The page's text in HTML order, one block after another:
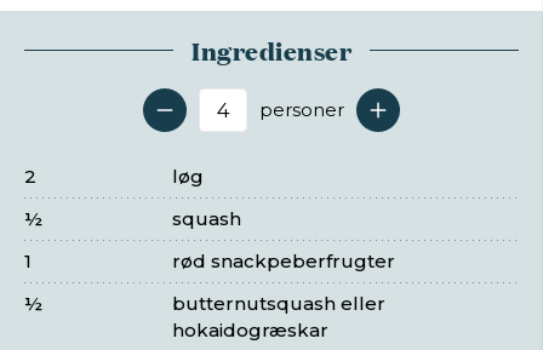
Ingredienser
Antal serveringer
personer
løg
2
squash
½
rød snackpeberfrugter
1
butternutsquash eller
hokaidogræskar
½